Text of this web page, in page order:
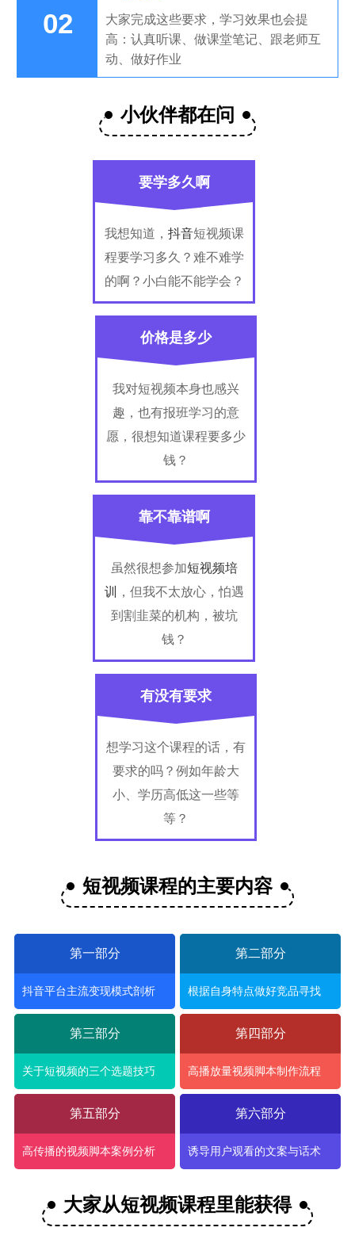
02
大家完成这些要求，学习效果也会提
高：认真听课、做课堂笔记、跟老师互
动、做好作业
小伙伴都在问
要学多久啊
我想知道， 抖音短视频课
程要学习多久？难不难学
的啊？小白能不能学会？
价格是多少
我对短视频本身也感兴
趣，也有报班学习的意
愿，很想知道课程要多少
钱？
靠不靠谱啊
虽然很想参加短视频培
训
，但我不太放心，怕遇
到割韭菜的机构，被坑
钱？
有没有要求
想学习这个课程的话，有
要求的吗？例如年龄大
小、学历高低这一些等
等？
短视频课程的主要内容
第一部分
抖音平台主流变现模式剖析
第二部分
根据自身特点做好竞品寻找
第三部分
关于短视频的三个选题技巧
第四部分
高播放量视频脚本制作流程
第五部分
高传播的视频脚本案例分析
第六部分
诱导用户观看的文案与话术
大家从短视频课程里能获得